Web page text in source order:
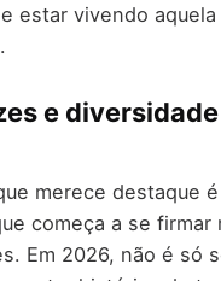
estar vivendo
e
merece destaque é
começa a se firmar
Em 2026, não é só